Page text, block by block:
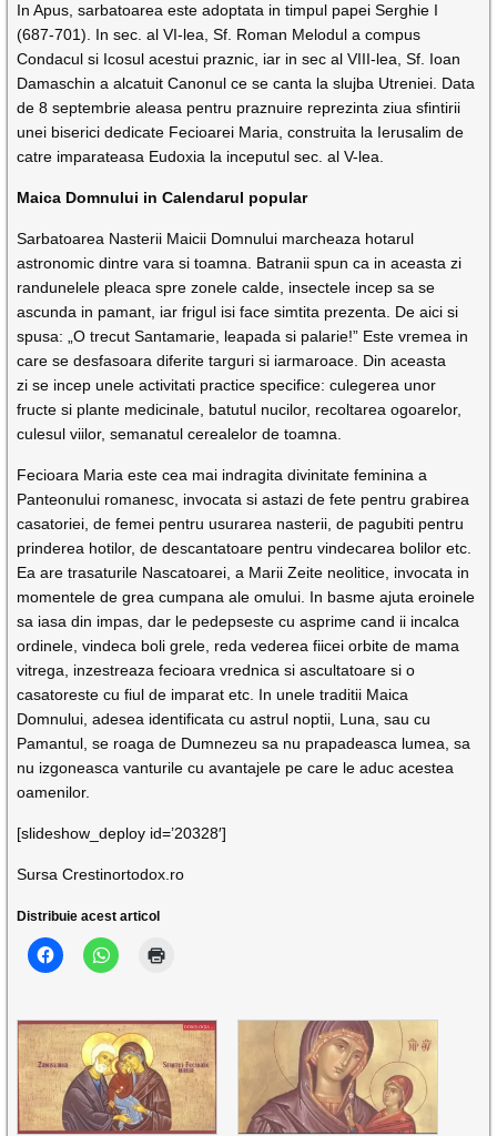
In Apus, sarbatoarea este adoptata in timpul papei Serghie I
(687-701). In sec. al VI-lea, Sf. Roman Melodul a compus
Condacul si Icosul acestui praznic, iar in sec al VIII-lea, Sf. Ioan
Damaschin a alcatuit Canonul ce se canta la slujba Utreniei. Data
de 8 septembrie aleasa pentru praznuire reprezinta ziua sfintirii
unei biserici dedicate Fecioarei Maria, construita la Ierusalim de
catre imparateasa Eudoxia la inceputul sec. al V-lea.
Maica Domnului in Calendarul popular
Sarbatoarea Nasterii Maicii Domnului marcheaza hotarul
astronomic dintre vara si toamna. Batranii spun ca in aceasta zi
randunelele pleaca spre zonele calde, insectele incep sa se
ascunda in pamant, iar frigul isi face simtita prezenta. De aici si
spusa: „O trecut Santamarie, leapada si palarie!” Este vremea in
care se desfasoara diferite targuri si iarmaroace. Din aceasta
zi se incep unele activitati practice specifice: culegerea unor
fructe si plante medicinale, batutul nucilor, recoltarea ogoarelor,
culesul viilor, semanatul cerealelor de toamna.
Fecioara Maria este cea mai indragita divinitate feminina a
Panteonului romanesc, invocata si astazi de fete pentru grabirea
casatoriei, de femei pentru usurarea nasterii, de pagubiti pentru
prinderea hotilor, de descanta­toare pentru vindecarea bolilor etc.
Ea are trasaturile Nas­catoarei, a Marii Zeite neolitice, invocata in
momentele de grea cumpana ale omului. In basme ajuta eroinele
sa iasa din impas, dar le pedepseste cu asprime cand ii incalca
ordinele, vindeca boli grele, reda vederea fiicei orbite de mama
vitrega, inzestreaza fecioara vrednica si ascultatoare si o
casatoreste cu fiul de imparat etc. In unele traditii Maica
Domnului, adesea identificata cu astrul noptii, Luna, sau cu
Pamantul, se roaga de Dumnezeu sa nu prapa­deasca lumea, sa
nu izgoneasca vanturile cu avantajele pe care le aduc acestea
oamenilor.
[slideshow_deploy id=’20328′]
Sursa Crestinortodox.ro
Distribuie acest articol